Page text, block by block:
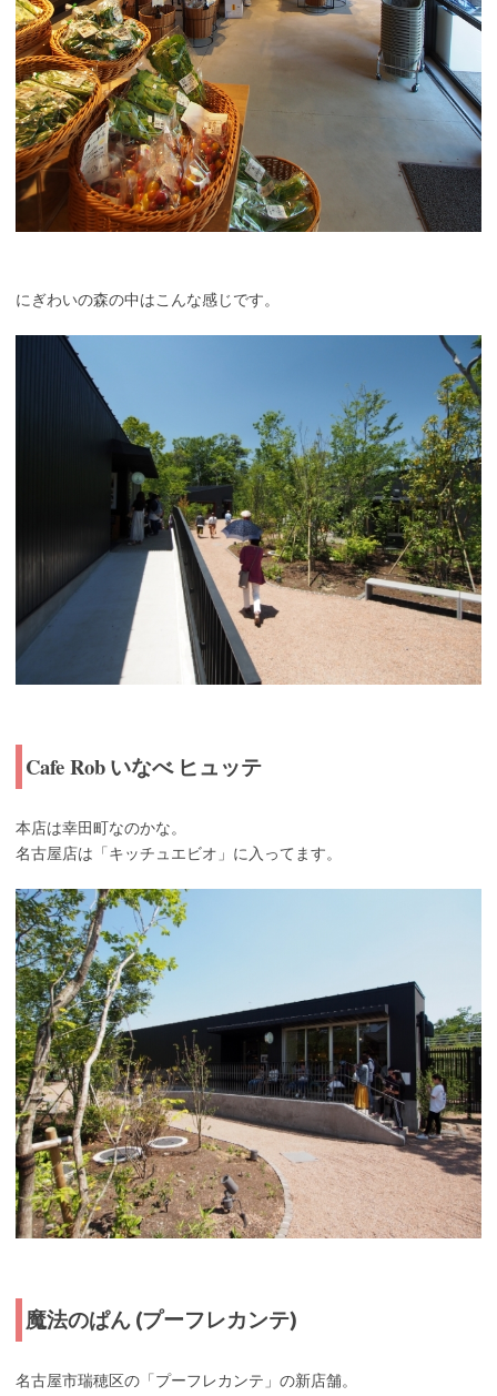
にぎわいの森の中はこんな感じです。
Cafe Rob いなべ ヒュッテ
本店は幸田町なのかな。
名古屋店は「キッチュエビオ」に入ってます。
魔法のぱん (プーフレカンテ)
名古屋市瑞穂区の「プーフレカンテ」の新店舗。